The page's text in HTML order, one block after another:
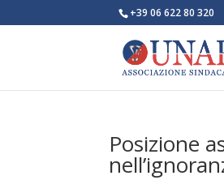
+39 06 622 80 320
Posizione